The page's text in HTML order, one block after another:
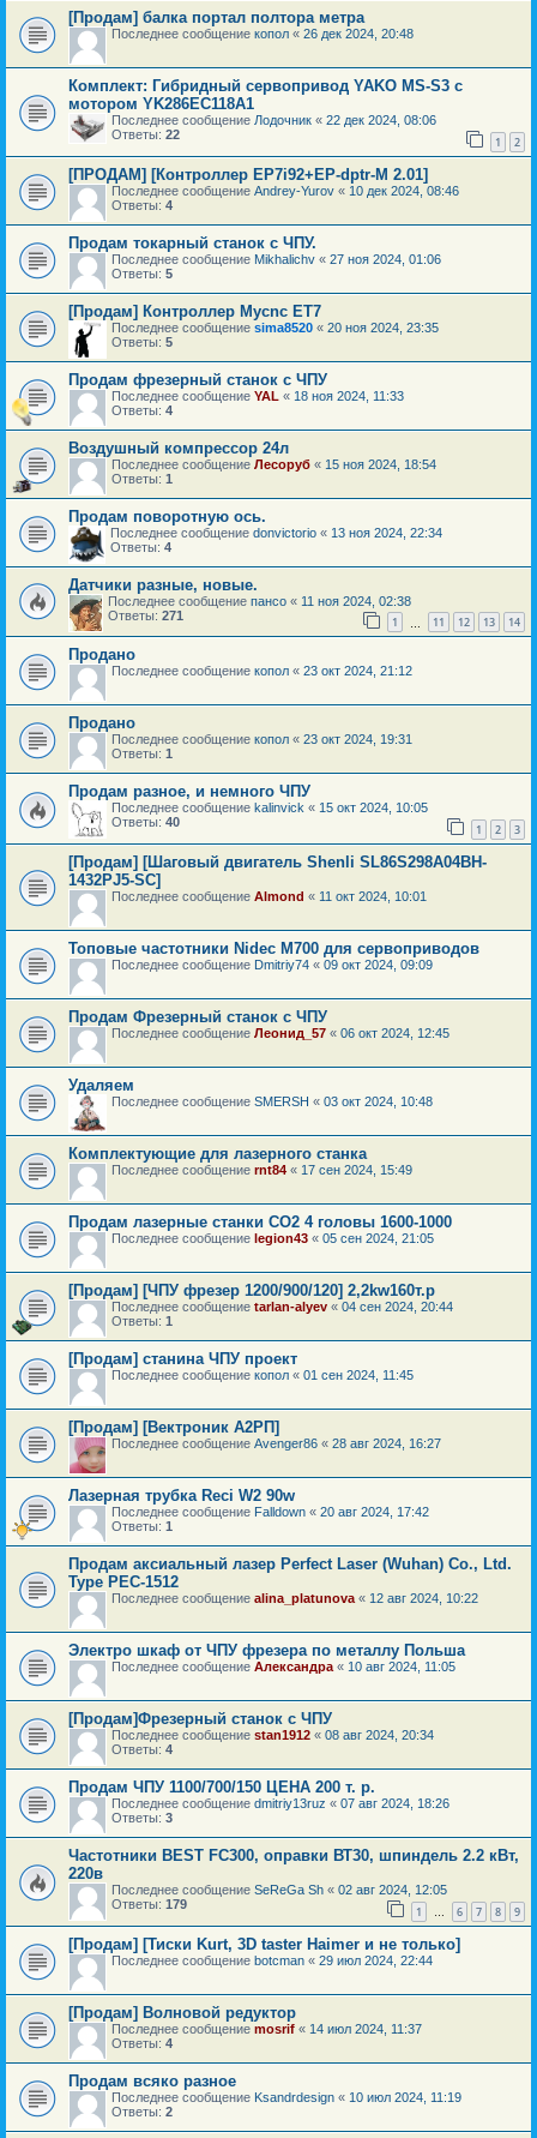
[Продам] балка портал полтора метра
Последнее сообщение копол « 26 дек 2024, 20:48
Комплект: Гибридный сервопривод YAKO MS-S3 с
мотором YK286EC118A1
Последнее сообщение Лодочник « 22 дек 2024, 08:06
Ответы: 22 1 2
[ПРОДАМ] [Контроллер EP7i92+EP-dptr-M 2.01]
Последнее сообщение Andrey-Yurov « 10 дек 2024, 08:46
Ответы: 4
Продам токарный станок с ЧПУ.
Последнее сообщение Mikhalichv « 27 ноя 2024, 01:06
Ответы: 5
[Продам] Контроллер Mycnc ET7
Последнее сообщение sima8520 « 20 ноя 2024, 23:35
Ответы: 5
Продам фрезерный станок с ЧПУ
Последнее сообщение YAL « 18 ноя 2024, 11:33
Ответы: 4
Воздушный компрессор 24л
Последнее сообщение Лесоруб « 15 ноя 2024, 18:54
Ответы: 1
Продам поворотную ось.
Последнее сообщение donvictorio « 13 ноя 2024, 22:34
Ответы: 4
Датчики разные, новые.
Последнее сообщение пансо « 11 ноя 2024, 02:38
Ответы: 271 1 11 12 13 14
Продано
Последнее сообщение копол « 23 окт 2024, 21:12
Продано
Последнее сообщение копол « 23 окт 2024, 19:31
Ответы: 1
Продам разное, и немного ЧПУ
Последнее сообщение kalinvick « 15 окт 2024, 10:05
Ответы: 40 1 2 3
[Продам] [Шаговый двигатель Shenli SL86S298A04BH-
1432PJ5-SC]
Последнее сообщение Almond « 11 окт 2024, 10:01
Топовые частотники Nidec M700 для сервоприводов
Последнее сообщение Dmitriy74 « 09 окт 2024, 09:09
Продам Фрезерный станок с ЧПУ
Последнее сообщение Леонид_57 « 06 окт 2024, 12:45
Удаляем
Последнее сообщение SMERSH « 03 окт 2024, 10:48
Комплектующие для лазерного станка
Последнее сообщение rnt84 « 17 сен 2024, 15:49
Продам лазерные станки СО2 4 головы 1600-1000
Последнее сообщение legion43 « 05 сен 2024, 21:05
[Продам] [ЧПУ фрезер 1200/900/120] 2,2kw160т.р
Последнее сообщение tarlan-alyev « 04 сен 2024, 20:44
Ответы: 1
[Продам] станина ЧПУ проект
Последнее сообщение копол « 01 сен 2024, 11:45
[Продам] [Вектроник А2РП]
Последнее сообщение Avenger86 « 28 авг 2024, 16:27
Лазерная трубка Reci W2 90w
Последнее сообщение Falldown « 20 авг 2024, 17:42
Ответы: 1
Продам аксиальный лазер Perfect Laser (Wuhan) Co., Ltd.
Type PEC-1512
Последнее сообщение alina_platunova « 12 авг 2024, 10:22
Электро шкаф от ЧПУ фрезера по металлу Польша
Последнее сообщение Александра « 10 авг 2024, 11:05
[Продам]Фрезерный станок с ЧПУ
Последнее сообщение stan1912 « 08 авг 2024, 20:34
Ответы: 4
Продам ЧПУ 1100/700/150 ЦЕНА 200 т. р.
Последнее сообщение dmitriy13ruz « 07 авг 2024, 18:26
Ответы: 3
Частотники BEST FC300, оправки ВТ30, шпиндель 2.2 кВт,
220в
Последнее сообщение SeReGa Sh « 02 авг 2024, 12:05
Ответы: 179 1 … 6 7 8 9
[Продам] [Тиски Kurt, 3D taster Haimer и не только]
Последнее сообщение botcman « 29 июл 2024, 22:44
[Продам] Волновой редуктор
Последнее сообщение mosrif « 14 июл 2024, 11:37
Ответы: 4
Продам всяко разное
Последнее сообщение Ksandrdesign « 10 июл 2024, 11:19
Ответы: 2